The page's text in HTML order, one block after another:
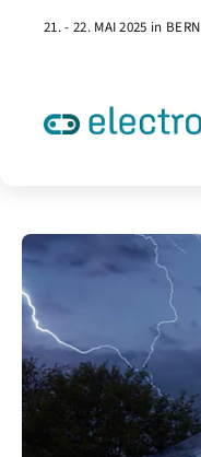
21. - 22. MAI 2025 in BERN